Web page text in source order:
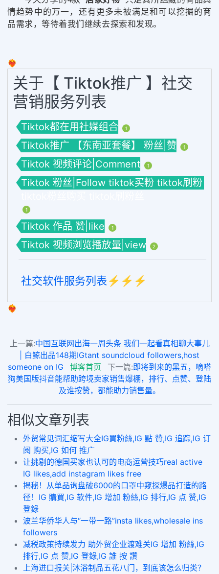
情趋势中的万一， 还有更多未被满足和可以挖掘的商
品需求，等待着我们继续去探索和发现。
❤️‍🔥
关于【 Tiktok推广 】社交
营销服务列表
Tiktok都在用社媒组合 1
Tiktok推广 【东南亚套餐】 粉丝|赞 1
Tiktok 视频评论|Comment 1
Tiktok 粉丝|Follow tiktok买粉 tiktok刷粉
1
Tiktok 作品 赞|like 1
Tiktok 视频浏览播放量|view 2
社交软件服务列表⚡️⚡️⚡️
❤️‍🔥
上一篇:中国互联网出海一周头条 我们一起看真相聊大事儿
| 白鲸出品148期IGtant soundcloud followers,host
someone on IG
博客首页 下一篇:即将到来的黑五，嘀嗒
狗美国版抖音能帮助跨境卖家销售爆棚，排行、点赞、登陆
及谁按赞，都能助力销售量。
相似文章列表
外贸常见词汇缩写大全IG買粉絲,IG 點 贊,IG 追踪,IG 订
阅 购买,IG 如何 推广
让挑剔的德国买家也认可的电商运营技巧real active
IG likes,add instagram likes free
揭秘！从单品询盘破6000的口罩中窥探爆品打造的路
径！IG 購買,IG 软件,IG 增加 粉絲,IG 排行,IG 点 赞,IG
登錄
波兰华侨华人与“一带一路”insta likes,wholesale ins
followers
减税政策持续发力 助外贸企业渡难关IG 增加 粉絲,IG
排行,IG 点 赞,IG 登錄,IG 誰 按 讚
上海进口报关|沐浴制品五花八门，到底该怎么归类？